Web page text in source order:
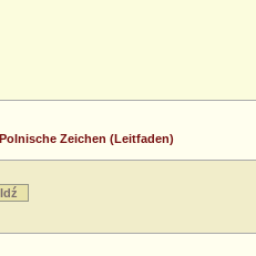
Polnische Zeichen (Leitfaden)